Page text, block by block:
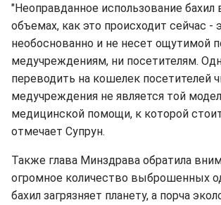
"Неоправданное использование бахил
объемах, как это происходит сейчас -
необоснованно и не несет ощутимой
медучреждениям, ни посетителям.
переводить на кошелек посетителей
медучреждения не является той
медицинской помощи, к которой
отмечает Супрун.
Также глава Минздрава обратила
огромное количество выброшенных
бахил загрязняет планету, а порча